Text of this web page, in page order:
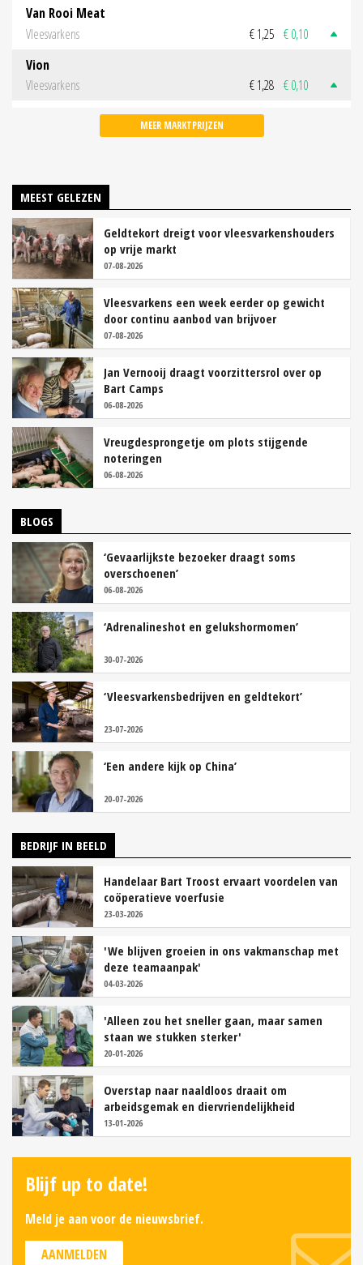
Van Rooi Meat
Vleesvarkens
€ 1,25 € 0,10
Vion
Vleesvarkens
€ 1,28 € 0,10
MEER MARKTPRIJZEN
MEEST GELEZEN
Geldtekort dreigt voor vleesvarkenshouders
op vrije markt
07-08-2026
Vleesvarkens een week eerder op gewicht
door continu aanbod van brijvoer
07-08-2026
Jan Vernooij draagt voorzittersrol over op
Bart Camps
06-08-2026
Vreugdesprongetje om plots stijgende
noteringen
06-08-2026
BLOGS
‘Gevaarlijkste bezoeker draagt soms
overschoenen’
06-08-2026
‘Adrenalineshot en gelukshormomen’
30-07-2026
‘Vleesvarkensbedrijven en geldtekort’
23-07-2026
‘Een andere kijk op China’
20-07-2026
BEDRIJF IN BEELD
Handelaar Bart Troost ervaart voordelen van
coöperatieve voerfusie
23-03-2026
'We blijven groeien in ons vakmanschap met
deze teamaanpak'
04-03-2026
'Alleen zou het sneller gaan, maar samen
staan we stukken sterker'
20-01-2026
Overstap naar naaldloos draait om
arbeidsgemak en diervriendelijkheid
13-01-2026
Blijf up to date!
Meld je aan voor de nieuwsbrief.
AANMELDEN